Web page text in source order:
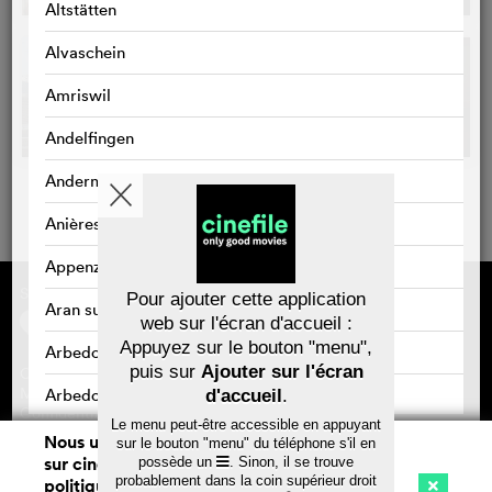
Altstätten
Alvaschein
Amriswil
Andelfingen
Andermatt
Anières
Appenzell
Aran sur Vilette
Arbedo
Arbedo-Castione
Arbon
Arlesheim Sauvegarder
Sponsorisé par
Contact
Mentions légales
Confidentialité des données
À propos de cinefile
S'inscrire/s'abonner
Newsletter
FAQ
Bons-cadeaux
Nous utilisons des cookies. En naviguant
sur cinefile.ch, vous acceptez notre
politique d'utilisation des cookies. Pour
Pour ajouter cette application
web sur l'écran d'accueil :
Appuyez sur le bouton "menu",
puis sur Ajouter sur l'écran
d'accueil.
Le menu peut-être accessible en appuyant
sur le bouton "menu" du téléphone s'il en
possède un
. Sinon, il se trouve
probablement dans la coin supérieur droit